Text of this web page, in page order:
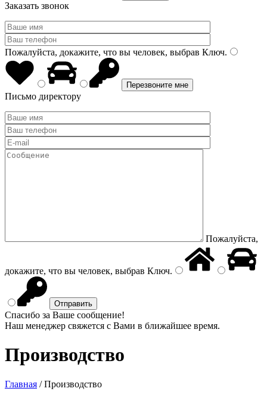
Заказать звонок
Пожалуйста, докажите, что вы человек, выбрав Ключ.
Письмо директору
Пожалуйста,
докажите, что вы человек, выбрав Ключ.
Спасибо за Ваше сообщение!
Наш менеджер свяжется с Вами в ближайшее время.
Производство
Главная /Производство